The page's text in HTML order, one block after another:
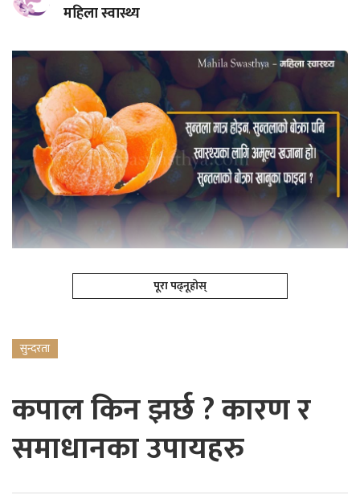
महिला स्वास्थ्य
पूरा पढ्नूहोस्
सुन्दरता
कपाल किन झर्छ ? कारण र
समाधानका उपायहरु